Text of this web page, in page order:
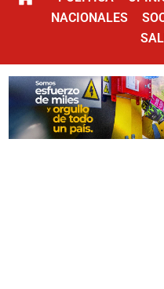
NACIONALES